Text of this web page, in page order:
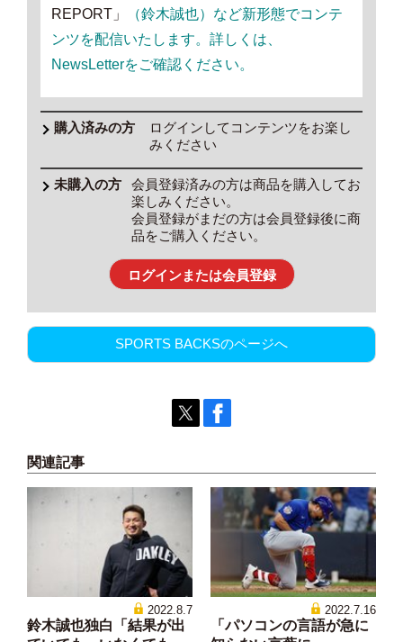
REPORT」
（鈴木誠也）など新形態でコンテ
ンツを配信いたします。詳しくは、
NewsLetterをご確認ください。
ログインしてコンテンツをお楽し
みください
会員登録済みの方は商品を購入してお
楽しみください。
会員登録がまだの方は会員登録後に商
品をご購入ください。
ログインまたは会員登録
SPORTS BACKSのページへ
関連記事
2022.8.7
鈴木誠也独白「結果が出
2022.7.16
「パソコンの言語が急に